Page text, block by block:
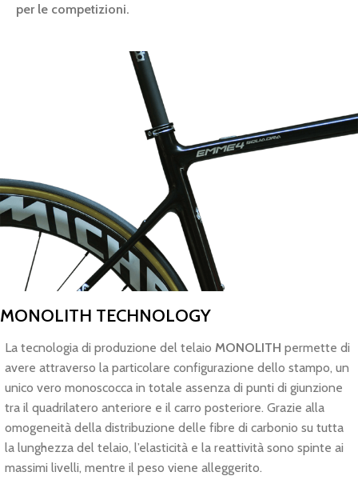
per le competizioni.
MONOLITH TECHNOLOGY
La tecnologia di produzione del telaio MONOLITH permette di
avere attraverso la particolare configurazione dello stampo, un
unico vero monoscocca in totale assenza di punti di giunzione
tra il quadrilatero anteriore e il carro posteriore. Grazie alla
omogeneità della distribuzione delle fibre di carbonio su tutta
la lunghezza del telaio, l’elasticità e la reattività sono spinte ai
massimi livelli, mentre il peso viene alleggerito.